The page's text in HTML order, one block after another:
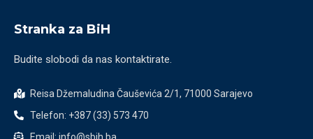
Stranka za BiH
Budite slobodi da nas kontaktirate.
Reisa Džemaludina Čauševića 2/1, 71000 Sarajevo
Telefon: +387 (33) 573 470